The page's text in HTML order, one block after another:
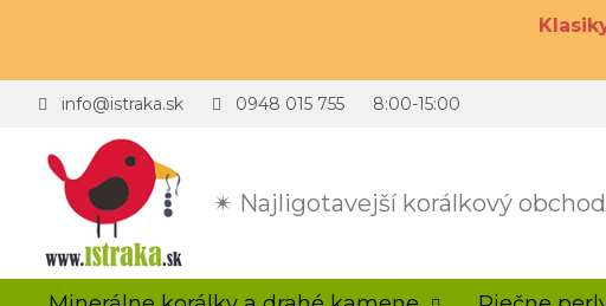
✴ Najligotavejší korálkový
info@istraka.sk 0948 015 755 8:00-15:00